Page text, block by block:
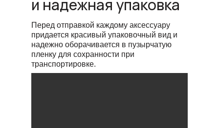
и надежная упаковка
Перед отправкой каждому аксессуару
придается красивый упаковочный вид и
надежно оборачивается в пузырчатую
пленку для сохранности при
транспортировке.